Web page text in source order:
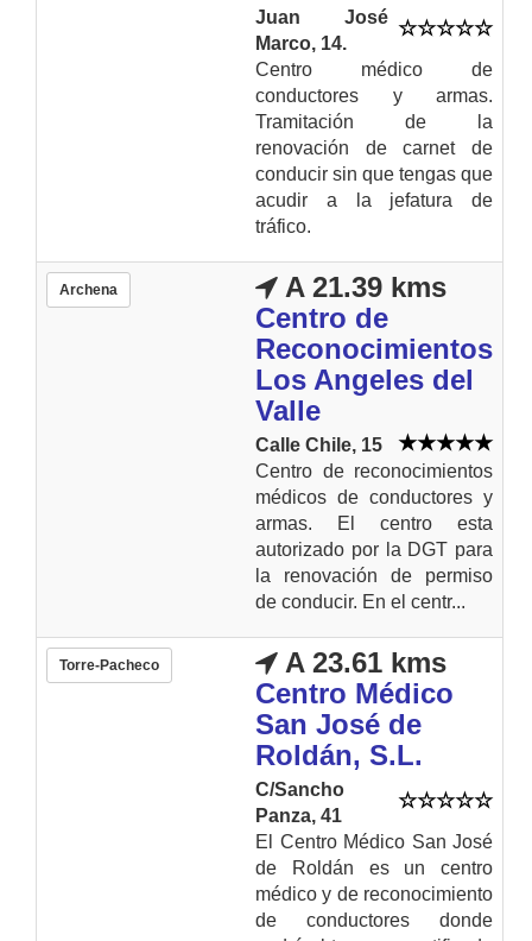
Juan José
Marco, 14.
Centro médico de
conductores y armas.
Tramitación de la
renovación de carnet de
conducir sin que tengas que
acudir a la jefatura de
tráfico.
Archena
A 21.39 kms
Centro de
Reconocimientos
Los Angeles del
Valle
Calle Chile, 15
Centro de reconocimientos
médicos de conductores y
armas. El centro esta
autorizado por la DGT para
la renovación de permiso
de conducir. En el centr...
Torre-Pacheco
A 23.61 kms
Centro Médico
San José de
Roldán, S.L.
C/Sancho
Panza, 41
El Centro Médico San José
de Roldán es un centro
médico y de reconocimiento
de conductores donde